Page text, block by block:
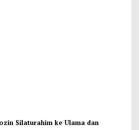
Silaturahim ke Ulama dan